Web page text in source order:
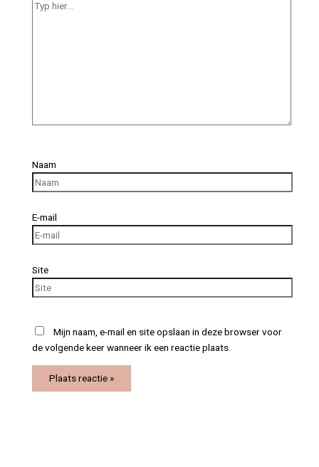
Naam
E-mail
Site
Mijn naam, e-mail en site opslaan in deze browser voor
de volgende keer wanneer ik een reactie plaats.